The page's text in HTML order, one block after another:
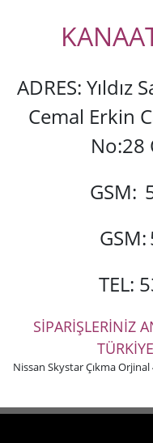
ADRES: Yıldız
Cemal Erkin
No:28
GSM:
GSM:
TEL:
SİPARİŞLERİNİZ
Nissan Skystar Çıkma